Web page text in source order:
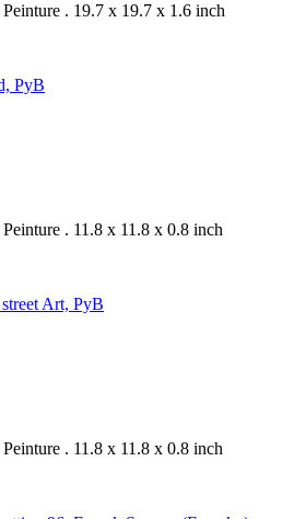
Peinture . 19.7 x 19.7 x 1.6 inch
Peinture . 11.8 x 11.8 x 0.8 inch
Peinture . 11.8 x 11.8 x 0.8 inch